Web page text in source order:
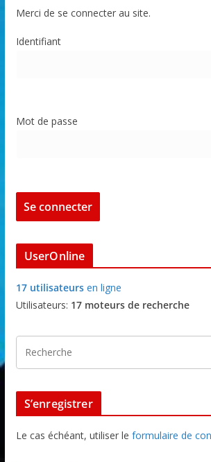
Merci de se connecter au site.
Identifiant
Mot de passe
UserOnline
17 utilisateursen ligne
Utilisateurs: 17 moteurs de recherche
S’enregistrer
Le cas échéant, utiliser le formulaire de